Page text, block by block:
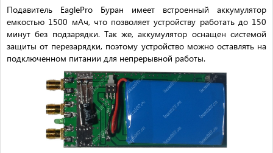
Подавитель EaglePro Буран имеет встроенный аккумулятор
емкостью 1500 мАч, что позволяет устройству работать до 150
минут без подзарядки. Так же, аккумулятор оснащен системой
защиты от перезарядки, поэтому устройство можно оставлять на
подключенном питании для непрерывной работы.